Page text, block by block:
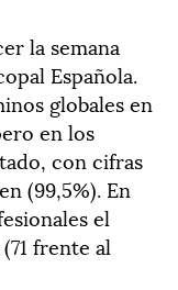
la semana
Española.
globales en
en los
con cifras
(99,5%). En
el
frente al